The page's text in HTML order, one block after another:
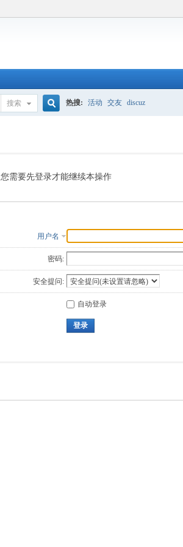
搜索
索
热搜: 活动 交友 discuz
您需要先登录才能继续本操作
用户名
密码:
安全提问:
自动登录
登录